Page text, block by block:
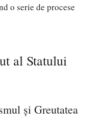
o serie de procese
al Statului
și Greutatea